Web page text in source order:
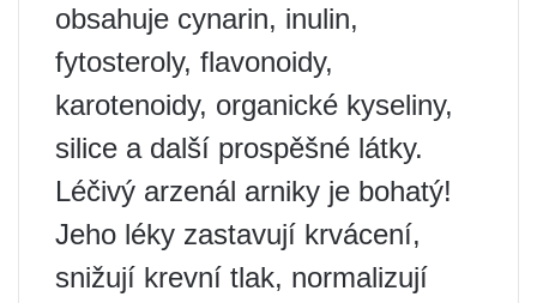
obsahuje cynarin, inulin,
fytosteroly, flavonoidy,
karotenoidy, organické kyseliny,
silice a další prospěšné látky.
Léčivý arzenál arniky je bohatý!
Jeho léky zastavují krvácení,
snižují krevní tlak, normalizují